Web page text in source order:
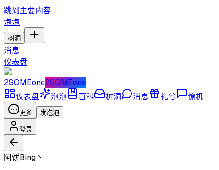
跳到主要内容
泡泡
树洞
消息
仪表盘
2SOMEone2SOMEone
仪表盘
泡泡 百科 树洞 消息 礼兮 僚机
更多 发泡泡
登录
阿饼Bing丶